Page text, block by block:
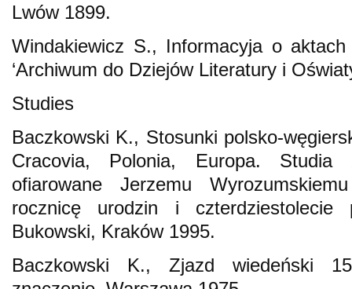
Lwów 1899.
Windakiewicz S., Informacyja o
‘Archiwum do Dziejów Literatury i
Studies
Baczkowski K., Stosunki polsko-
Cracovia, Polonia, Europa. Studia
ofiarowane Jerzemu
rocznicę urodzin i
Bukowski, Kraków 1995.
Baczkowski K., Zjazd wiedeński